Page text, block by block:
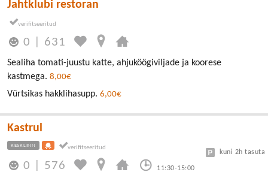
Jahtklubi restoran
0 631
Sealiha tomati-juustu katte, ahjuköögiviljade ja koorese
kastmega. 8,00€
Vürtsikas hakklihasupp. 6,00€
Kastrul
KESKLINN
0 576 11:30-15:00
kuni 2h tasuta